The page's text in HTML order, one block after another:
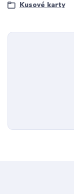
Kusové karty